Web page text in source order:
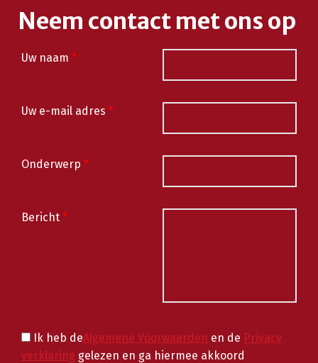
Neem contact met ons op
Uw naam *
Uw e-mail adres *
Onderwerp *
Bericht *
Ik heb deAlgemene Voorwaarden en de Privacy
verklaring gelezen en ga hiermee akkoord